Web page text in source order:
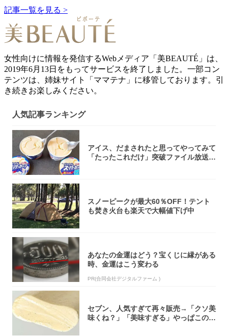
記事一覧を見る >
女性向けに情報を発信するWebメディア「美BEAUTÉ」は、
2019年6月13日をもってサービスを終了しました。一部コン
テンツは、姉妹サイト「ママテナ」に移管しております。引
き続きお楽しみください。
人気記事ランキング
アイス、だまされたと思ってやってみて
「たったこれだけ」突破ファイル放送で
スノーピークが最大60％OFF！テント
も焚き火台も楽天で大幅値下げ中
あなたの金運はどう？宝くじに縁がある
時、金運はこう変わる
PR(合同会社デジタルファーム )
セブン、人気すぎて再々販売→「クソ美
味くね？」「美味すぎる」やっぱこのク